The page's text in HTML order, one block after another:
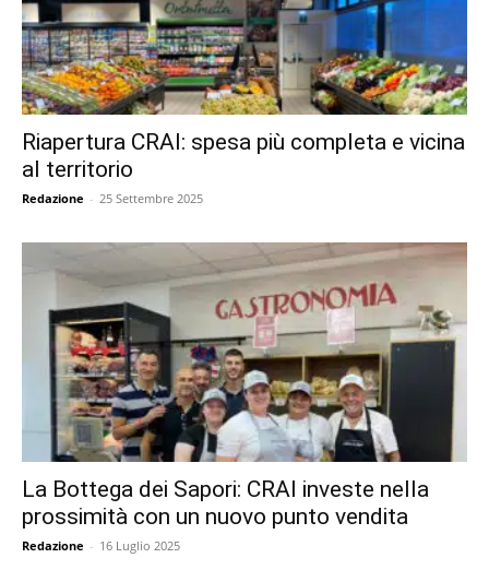
Riapertura CRAI: spesa più completa e vicina
al territorio
Redazione - 25 Settembre 2025
La Bottega dei Sapori: CRAI investe nella
prossimità con un nuovo punto vendita
Redazione - 16 Luglio 2025